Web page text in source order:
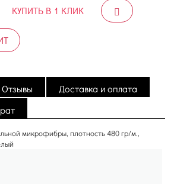
КУПИТЬ В 1 КЛИК
Отзывы
Доставка и оплата
микрофибры, плотность 480 гр/м.,